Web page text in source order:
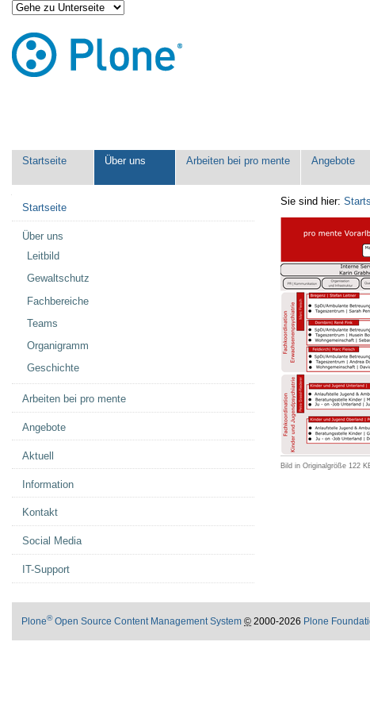
Direkt
zum
Inhalt
|
Direkt
zur
Benutzerspezifische
Werkzeuge
Startseite Über uns Arbeiten bei pro mente Angebote
Sie sind hier:
Bild in Originalgröße 122
Startseite
Über uns
Leitbild
Gewaltschutz
Fachbereiche
Teams
Organigramm
Geschichte
Arbeiten bei pro mente
Angebote
Aktuell
Information
Kontakt
Social Media
IT-Support
Plone®Open Source Content Management System © 2000-2026 Plone